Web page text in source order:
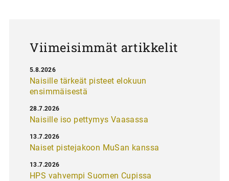
Viimeisimmät artikkelit
Naisille tärkeät pisteet elokuun
ensimmäisestä
5.8.2026
Naisille iso pettymys Vaasassa
28.7.2026
Naiset pistejakoon MuSan kanssa
13.7.2026
HPS vahvempi Suomen Cupissa
13.7.2026